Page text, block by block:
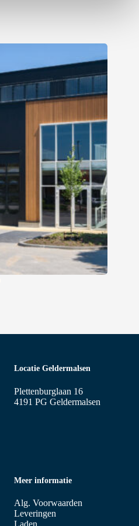
Meer informatie
Alg. Voorwaarden
Leveringen
Locatie Geldermalsen
Plettenburglaan 16
4191 PG Geldermalsen